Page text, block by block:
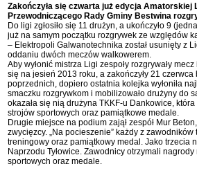
Zakończyła się czwarta już edycja Amatorskiej
Przewodniczącego Rady Gminy Bestwina
Do ligi zgłosiło się 11 drużyn, a ukończyło 9
już na samym początku rozgrywek ze względów
– Elektropoli Galwanotechnika został usunięty z
oddaniu dwóch meczów walkowerem.
Aby wyłonić mistrza Ligi zespoły rozgrywały
się na jesień 2013 roku, a zakończyły 21
poprzednich, dopiero ostatnia kolejka wyłoniła
smaczku rozgrywkom i mobilizowało drużyny do
okazała się nią drużyna TKKF-u Dankowice,
strojów sportowych oraz pamiątkowe medale.
Drugie miejsce na podium zajął zespół Mur
zwycięzcy. „Na pocieszenie” każdy z zawodników
treningowy oraz pamiątkowy medal. Jako trzecia
Naprzodu Tyłowice. Zawodnicy otrzymali
sportowych oraz medale.